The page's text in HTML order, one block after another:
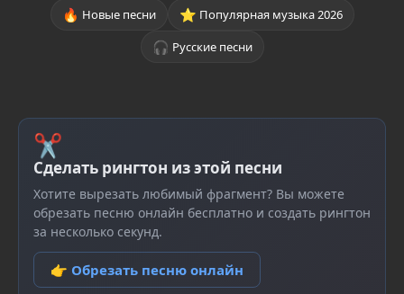
🔥 Новые песни ⭐ Популярная музыка 2026
🎧 Русские песни
✂
Сделать рингтон из этой песни
Хотите вырезать любимый фрагмент? Вы можете
обрезать песню онлайн бесплатно и создать рингтон
за несколько секунд.
👉 Обрезать песню онлайн